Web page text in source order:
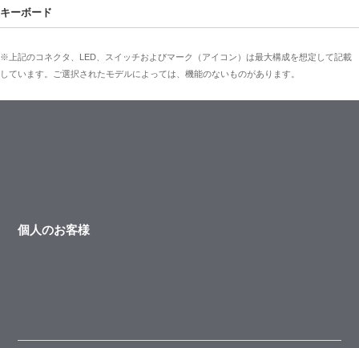
キーボード
※上記のコネクタ、LED、スイッチおよびマーク（アイコン）は最大構成を想定して記載
しています。ご選択されたモデルによっては、機能のないものがあります。
個人のお客様